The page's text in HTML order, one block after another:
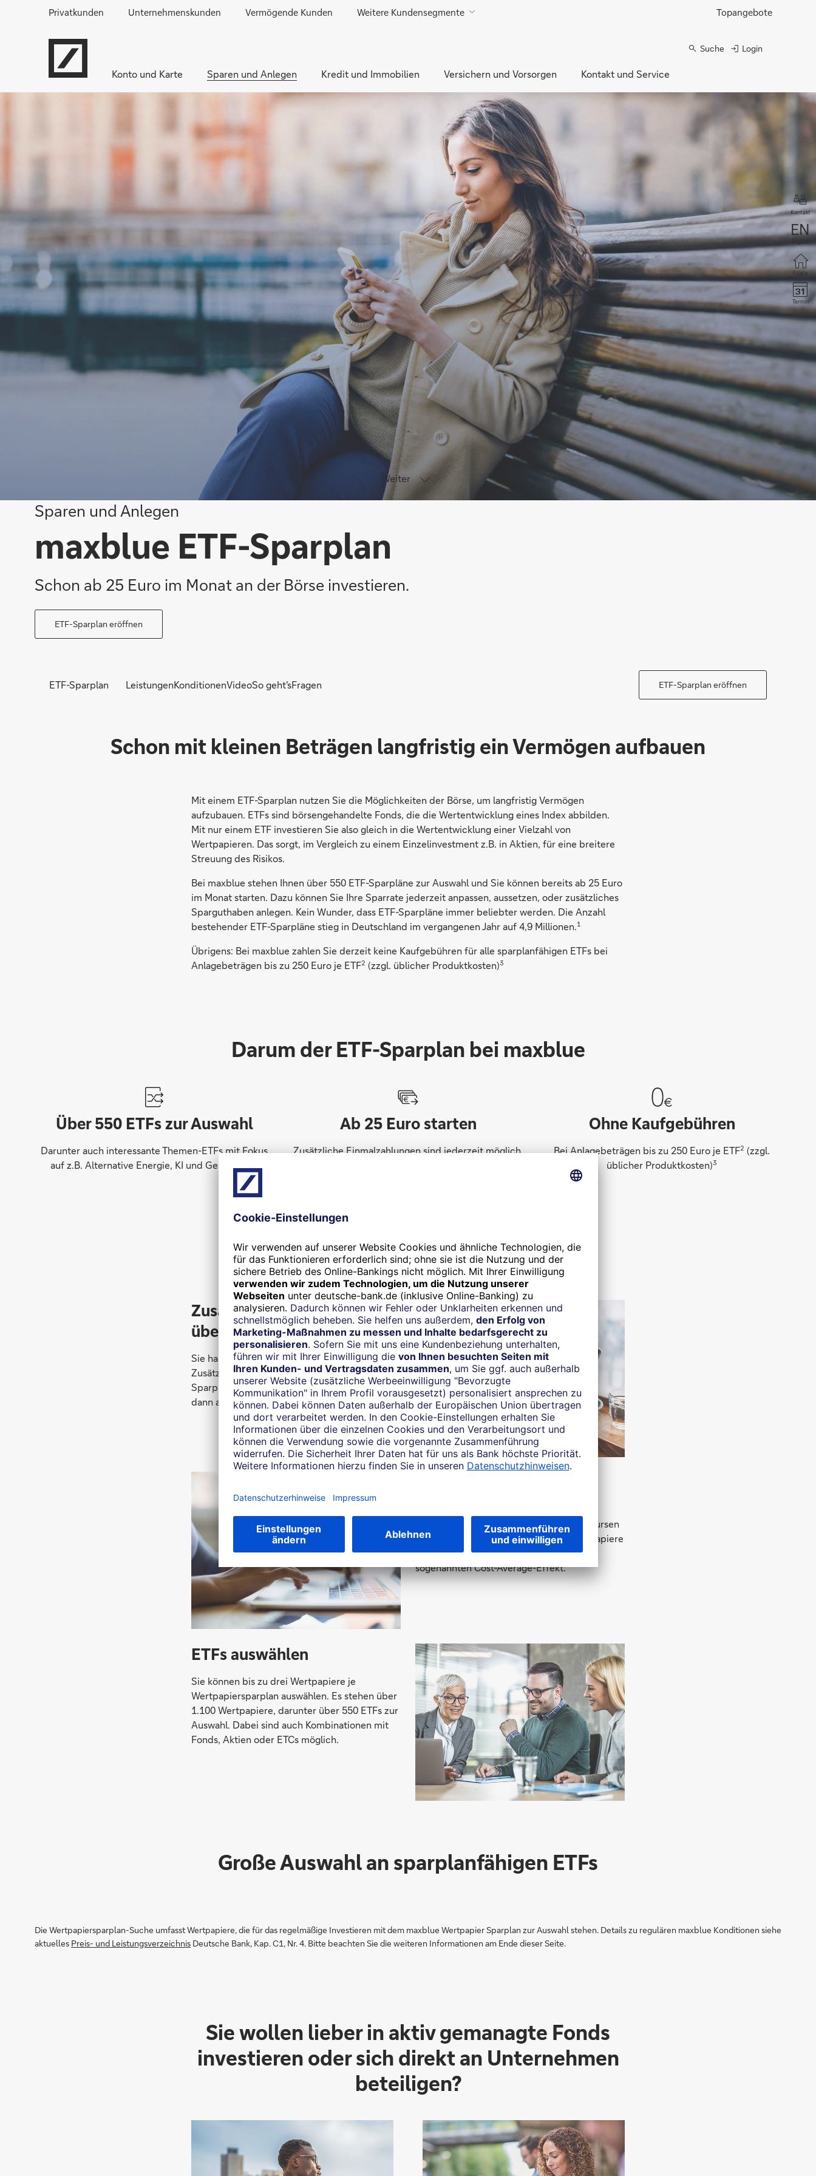
Direkt zur Hauptnavigation (Enter drücken)
Direkt zum Hauptinhalt (Enter drücken)
Topangebote
Privatkunden Unternehmenskunden Vermögende Kunden Weitere Kundensegmente
Suche Login
Konto und Karte Sparen und Anlegen Kredit und Immobilien Versichern und Vorsorgen Kontakt und Service
Kontakt
Filiale
Termin
Weiter
Sparen und Anlegen
maxblue ETF-Sparplan
Schon ab 25 Euro im Monat an der Börse investieren.
ETF-Sparplan eröffnen
ETF-Sparplan LeistungenKonditionenVideoSo geht'sFragen ETF-Sparplan eröffnen
Schon mit kleinen Beträgen langfristig ein Vermögen aufbauen
Mit einem ETF-Sparplan nutzen Sie die Möglichkeiten der Börse, um langfristig Vermögen
aufzubauen. ETFs sind börsengehandelte Fonds, die die Wertentwicklung eines Index abbilden.
Mit nur einem ETF investieren Sie also gleich in die Wertentwicklung einer Vielzahl von
Wertpapieren. Das sorgt, im Vergleich zu einem Einzelinvestment z.B. in Aktien, für eine breitere
Streuung des Risikos.
Bei maxblue stehen Ihnen über 550 ETF-Sparpläne zur Auswahl und Sie können bereits ab 25 Euro
im Monat starten. Dazu können Sie Ihre Sparrate jederzeit anpassen, aussetzen, oder zusätzliches
Sparguthaben anlegen. Kein Wunder, dass ETF-Sparpläne immer beliebter werden. Die Anzahl
bestehender ETF-Sparpläne stieg in Deutschland im vergangenen Jahr auf 4,9 Millionen.1
Übrigens: Bei maxblue zahlen Sie derzeit keine Kaufgebühren für alle sparplanfähigen ETFs bei
Anlagebeträgen bis zu 250 Euro je ETF2 (zzgl. üblicher Produktkosten)3
Darum der ETF-Sparplan bei maxblue
Über 550 ETFs zur Auswahl
Darunter auch interessante Themen-ETFs mit Fokus
auf z.B. Alternative Energie, KI und Gesundheit.
Ab 25 Euro starten
Zusätzliche Einmalzahlungen sind jederzeit möglich.
Ohne Kaufgebühren
Bei Anlagebeträgen bis zu 250 Euro je ETF2 (zzgl.
üblicher Produktkosten)3
Gut zu wissen
Zusätzliche Beträge
überweisen
Sie haben mal mehr Geld zur Verfügung?
Zusätzliche Beträge können ebenfalls auf das
Sparplankonto überwiesen werden und werden
dann automatisch in den Sparplan angelegt.
Wertpapier-Anteile und bei steigenden Kursen
weniger Anteile. So kaufen Sie die Wertpapiere
zu einem Durchschnittspreis, dem
sogenannten Cost-Average-Effekt.
ETFs auswählen
Sie können bis zu drei Wertpapiere je
Wertpapiersparplan auswählen. Es stehen über
1.100 Wertpapiere, darunter über 550 ETFs zur
Auswahl. Dabei sind auch Kombinationen mit
Fonds, Aktien oder ETCs möglich.
Große Auswahl an sparplanfähigen ETFs
Die Wertpapiersparplan-Suche umfasst Wertpapiere, die für das regelmäßige Investieren mit dem maxblue Wertpapier Sparplan zur Auswahl stehen. Details zu regulären maxblue Konditionen siehe
aktuelles Preis- und Leistungsverzeichnis Deutsche Bank, Kap. C1, Nr. 4. Bitte beachten Sie die weiteren Informationen am Ende dieser Seite.
Sie wollen lieber in aktiv gemanagte Fonds
investieren oder sich direkt an Unternehmen
beteiligen?